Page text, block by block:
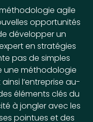
agile
opportunités
développer un
en stratégies
pas de simples
une méthodologie
l’entreprise au-
éléments clés du
à jongler avec les
pointues et des